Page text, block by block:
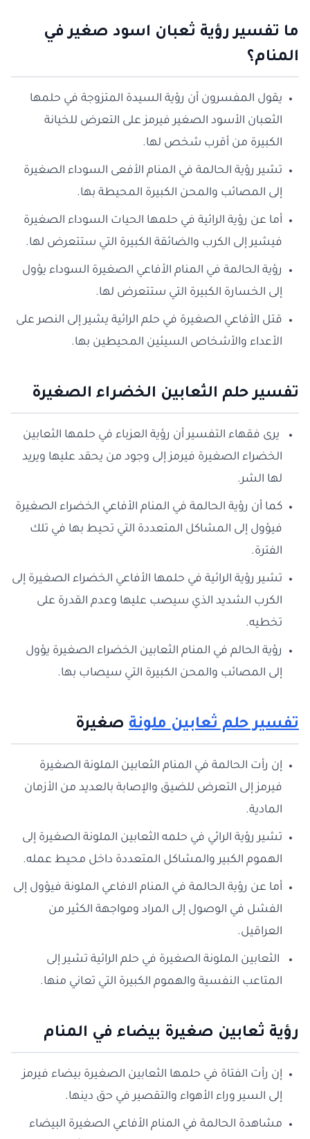
ما تفسير رؤية ثعبان اسود صغير في
المنام؟
يقول المفسرون أن رؤية السيدة المتزوجة في حلمها
الثعبان الأسود الصغير فيرمز على التعرض للخيانة
الكبيرة من أقرب شخص لها.
تشير رؤية الحالمة في المنام الأفعى السوداء الصغيرة
إلى المصائب والمحن الكبيرة المحيطة بها.
أما عن رؤية الرائية في حلمها الحيات السوداء الصغيرة
فيشير إلى الكرب والضائقة الكبيرة التي ستتعرض لها.
رؤية الحالمة في المنام الأفاعي الصغيرة السوداء يؤول
إلى الخسارة الكبيرة التي ستتعرض لها.
قتل الأفاعي الصغيرة في حلم الرائية يشير إلى النصر على
الأعداء والأشخاص السيئين المحيطين بها.
تفسير حلم الثعابين الخضراء الصغيرة
يرى فقهاء التفسير أن رؤية العزباء في حلمها الثعابين
الخضراء الصغيرة فيرمز إلى وجود من يحقد عليها ويريد
لها الشر.
كما أن رؤية الحالمة في المنام الأفاعي الخضراء الصغيرة
فيؤول إلى المشاكل المتعددة التي تحيط بها في تلك
الفترة.
تشير رؤية الرائية في حلمها الأفاعي الخضراء الصغيرة إلى
الكرب الشديد الذي سيصب عليها وعدم القدرة على
تخطيه.
رؤية الحالم في المنام الثعابين الخضراء الصغيرة يؤول
إلى المصائب والمحن الكبيرة التي سيصاب بها.
تفسير حلم ثعابين ملونة صغيرة
إن رأت الحالمة في المنام الثعابين الملونة الصغيرة
فيرمز إلى التعرض للضيق والإصابة بالعديد من الأزمان
المادية.
تشير رؤية الرائي في حلمه الثعابين الملونة الصغيرة إلى
الهموم الكبير والمشاكل المتعددة داخل محيط عمله.
أما عن رؤية الحالمة في المنام الافاعي الملونة فيؤول إلى
الفشل في الوصول إلى المراد ومواجهة الكثير من
العراقيل.
الثعابين الملونة الصغيرة في حلم الرائية تشير إلى
المتاعب النفسية والهموم الكبيرة التي تعاني منها.
رؤية ثعابين صغيرة بيضاء في المنام
إن رأت الفتاة في حلمها الثعابين الصغيرة بيضاء فيرمز
إلى السير وراء الأهواء والتقصير في حق دينها.
مشاهدة الحالمة في المنام الأفاعي الصغيرة البيضاء